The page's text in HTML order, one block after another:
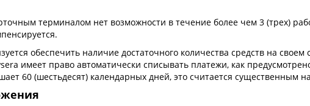
терминалом нет возможности в течение более чем 3 (трех)
обеспечить наличие достаточного количества средств на
имеет право автоматически списывать платежи, как
60 (шестьдесят) календарных дней, это считается существенным